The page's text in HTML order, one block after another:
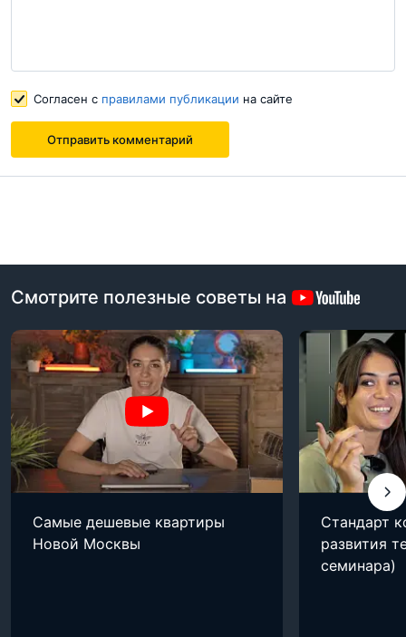
Отправить комментарий
Согласен с правилами публикации на сайте
Отправить комментарий
Смотрите полезные советы на
Самые дешевые квартиры
Новой Москвы
Стандарт
развития
семинара)